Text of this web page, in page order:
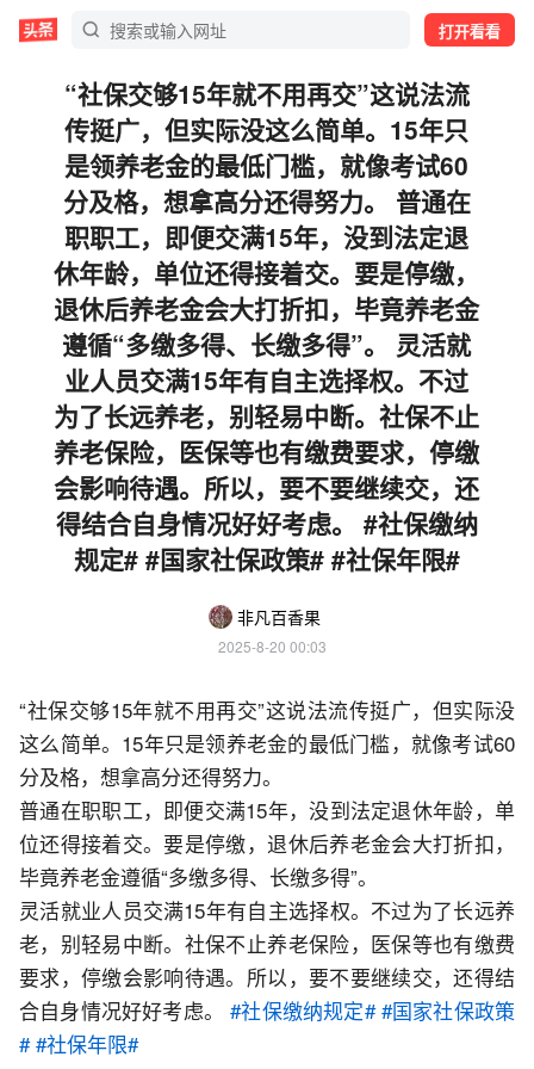
打开看看
“社保交够15年就不用再交”这说法流
传挺广，但实际没这么简单。15年只
是领养老金的最低门槛，就像考试60
分及格，想拿高分还得努力。 普通在
职职工，即便交满15年，没到法定退
休年龄，单位还得接着交。要是停缴，
退休后养老金会大打折扣，毕竟养老金
遵循“多缴多得、长缴多得”。 灵活就
业人员交满15年有自主选择权。不过
为了长远养老，别轻易中断。社保不止
养老保险，医保等也有缴费要求，停缴
会影响待遇。所以，要不要继续交，还
得结合自身情况好好考虑。 #社保缴纳
规定# #国家社保政策# #社保年限#
非凡百香果
2025-8-20 00:03
“社保交够15年就不用再交”这说法流传挺广，但实际没
这么简单。15年只是领养老金的最低门槛，就像考试60
分及格，想拿高分还得努力。
普通在职职工，即便交满15年，没到法定退休年龄，单
位还得接着交。要是停缴，退休后养老金会大打折扣，
毕竟养老金遵循“多缴多得、长缴多得”。
灵活就业人员交满15年有自主选择权。不过为了长远养
老，别轻易中断。社保不止养老保险，医保等也有缴费
要求，停缴会影响待遇。所以，要不要继续交，还得结
合自身情况好好考虑。 #社保缴纳规定# #国家社保政策
# #社保年限#